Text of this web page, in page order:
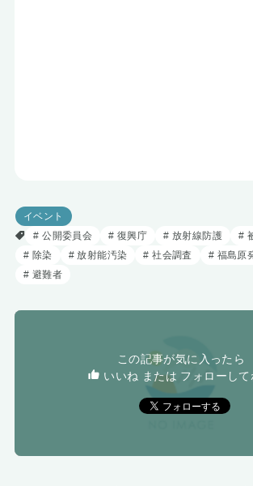
イベント
公開委員会
復興庁 放射線防護
除染
放射能汚染 社会調査 福島原
避難者
この記事が気に入ったら
いいね または フォローして